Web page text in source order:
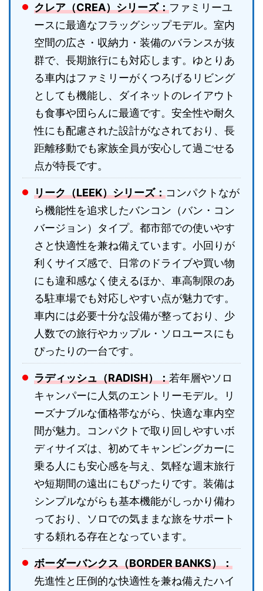
クレア（CREA）シリーズ：ファミリーユ
ースに最適なフラッグシップモデル。室内
空間の広さ・収納力・装備のバランスが抜
群で、長期旅行にも対応します。ゆとりあ
る車内はファミリーがくつろげるリビング
としても機能し、ダイネットのレイアウト
も食事や団らんに最適です。安全性や耐久
性にも配慮された設計がなされており、長
距離移動でも家族全員が安心して過ごせる
点が特長です。
リーク（LEEK）シリーズ：コンパクトなが
ら機能性を追求したバンコン（バン・コン
バージョン）タイプ。都市部での使いやす
さと快適性を兼ね備えています。小回りが
利くサイズ感で、日常のドライブや買い物
にも違和感なく使えるほか、車高制限のあ
る駐車場でも対応しやすい点が魅力です。
車内には必要十分な設備が整っており、少
人数での旅行やカップル・ソロユースにも
ぴったりの一台です。
ラディッシュ（RADISH）：若年層やソロ
キャンパーに人気のエントリーモデル。リ
ーズナブルな価格帯ながら、快適な車内空
間が魅力。コンパクトで取り回しやすいボ
ディサイズは、初めてキャンピングカーに
乗る人にも安心感を与え、気軽な週末旅行
や短期間の遠出にもぴったりです。装備は
シンプルながらも基本機能がしっかり備わ
っており、ソロでの気ままな旅をサポート
する頼れる存在となっています。
ボーダーバンクス（BORDER BANKS）：
先進性と圧倒的な快適性を兼ね備えたハイ